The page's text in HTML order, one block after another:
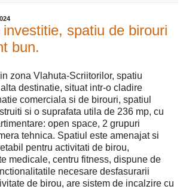
spatiu de birouri
bun.
zona Vlahuta-Scriitorilor, spatiu
destinatie, situat intr-o cladire
comerciala si de birouri, spatiul
si o suprafata utila de 236 mp, cu
open space, 2 grupuri
tehnica. Spatiul este amenajat si
pentru activitati de birou,
medicale, centru fitness, dispune de
necesare desfasurarii
de birou, are sistem de incalzire cu